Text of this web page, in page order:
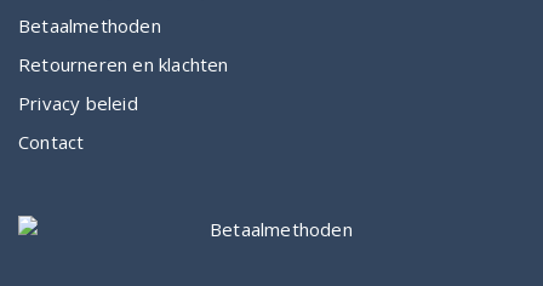
Betaalmethoden
Retourneren en klachten
Privacy beleid
Contact